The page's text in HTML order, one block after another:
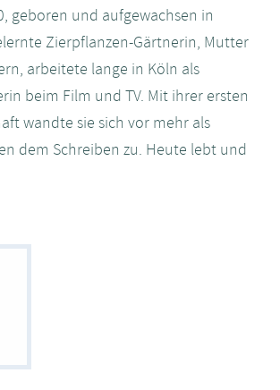
geboren und aufgewachsen in
Zierpflanzen-Gärtnerin, Mutter
arbeitete lange in Köln als
beim Film und TV. Mit ihrer ersten
wandte sie sich vor mehr als
dem Schreiben zu. Heute lebt und